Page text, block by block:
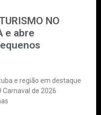
NO
e abre
e região em destaque
Carnaval de 2026